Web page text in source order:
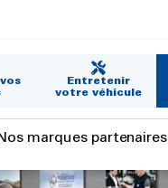
Entretenir
votre véhicule
marques partenaires